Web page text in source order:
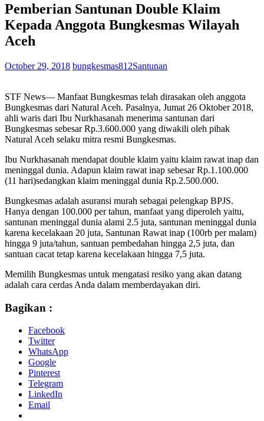
Pemberian Santunan Double Klaim
Kepada Anggota Bungkesmas Wilayah
Aceh
October 29, 2018 bungkesmas812Santunan
STF News— Manfaat Bungkesmas telah dirasakan oleh anggota
Bungkesmas dari Natural Aceh. Pasalnya, Jumat 26 Oktober 2018,
ahli waris dari Ibu Nurkhasanah menerima santunan dari
Bungkesmas sebesar Rp.3.600.000 yang diwakili oleh pihak
Natural Aceh selaku mitra resmi Bungkesmas.
Ibu Nurkhasanah mendapat double klaim yaitu klaim rawat inap dan
meninggal dunia. Adapun klaim rawat inap sebesar Rp.1.100.000
(11 hari)sedangkan klaim meninggal dunia Rp.2.500.000.
Bungkesmas adalah asuransi murah sebagai pelengkap BPJS.
Hanya dengan 100.000 per tahun, manfaat yang diperoleh yaitu,
santunan meninggal dunia alami 2.5 juta, santunan meninggal dunia
karena kecelakaan 20 juta, Santunan Rawat inap (100rb per malam)
hingga 9 juta/tahun, santuan pembedahan hingga 2,5 juta, dan
santuan cacat tetap karena kecelakaan hingga 7,5 juta.
Memilih Bungkesmas untuk mengatasi resiko yang akan datang
adalah cara cerdas Anda dalam memberdayakan diri.
Bagikan :
Facebook
Twitter
WhatsApp
Google
Pinterest
Telegram
LinkedIn
Email